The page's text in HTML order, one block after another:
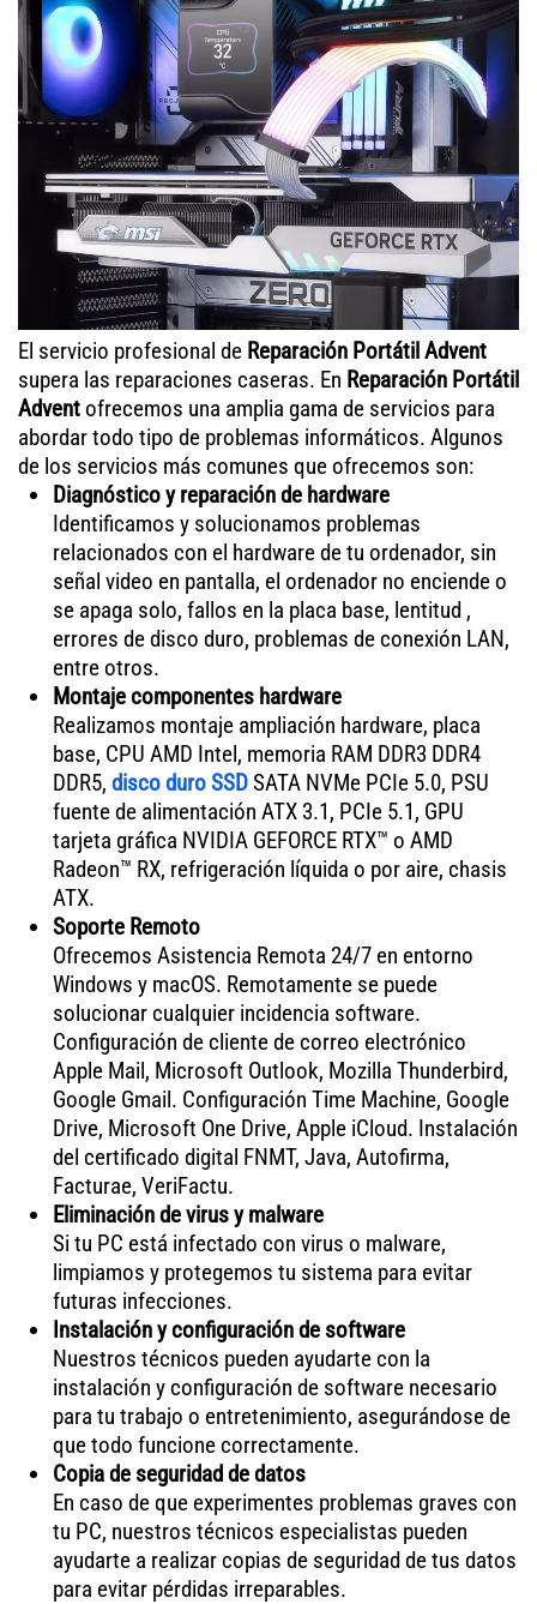
El servicio profesional de Reparación Portátil Advent
supera las reparaciones caseras. En Reparación Portátil
Adventofrecemos una amplia gama de servicios para
abordar todo tipo de problemas informáticos. Algunos
de los servicios más comunes que ofrecemos son:
Diagnóstico y reparación de hardware
Identificamos y solucionamos problemas
relacionados con el hardware de tu ordenador, sin
señal video en pantalla, el ordenador no enciende o
se apaga solo, fallos en la placa base, lentitud ,
errores de disco duro, problemas de conexión LAN,
entre otros.
Montaje componentes hardware
Realizamos montaje ampliación hardware, placa
base, CPU AMD Intel, memoria RAM DDR3 DDR4
DDR5, disco duro SSDSATA NVMe PCIe 5.0, PSU
fuente de alimentación ATX 3.1, PCIe 5.1, GPU
tarjeta gráfica NVIDIA GEFORCE RTX™ o AMD
Radeon™ RX, refrigeración líquida o por aire, chasis
ATX.
Soporte Remoto
Ofrecemos Asistencia Remota 24/7 en entorno
Windows y macOS. Remotamente se puede
solucionar cualquier incidencia software.
Configuración de cliente de correo electrónico
Apple Mail, Microsoft Outlook, Mozilla Thunderbird,
Google Gmail. Configuración Time Machine, Google
Drive, Microsoft One Drive, Apple iCloud. Instalación
del certificado digital FNMT, Java, Autofirma,
Facturae, VeriFactu.
Eliminación de virus y malware
Si tu PC está infectado con virus o malware,
limpiamos y protegemos tu sistema para evitar
futuras infecciones.
Instalación y configuración de software
Nuestros técnicos pueden ayudarte con la
instalación y configuración de software necesario
para tu trabajo o entretenimiento, asegurándose de
que todo funcione correctamente.
Copia de seguridad de datos
En caso de que experimentes problemas graves con
tu PC, nuestros técnicos especialistas pueden
ayudarte a realizar copias de seguridad de tus datos
para evitar pérdidas irreparables.